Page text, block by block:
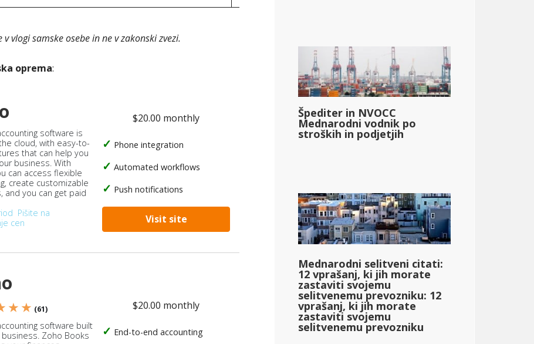
vlogi samske osebe in ne v zakonski zvezi.
oprema:
software is
cloud, with easy-to-
that can help you
business. With
can access flexible
create customizable
and you can get paid
Pišite na
cen
$20.00 monthly
Phone integration
Automated workflows
Push notifications
Visit site
★ ★ (61)
software built
Zoho Books
$20.00 monthly
End-to-end accounting
Špediter in NVOCC
Mednarodni vodnik po
stroških in podjetjih
Mednarodni selitveni citati:
12 vprašanj, ki jih morate
zastaviti svojemu
selitvenemu prevozniku: 12
vprašanj, ki jih morate
zastaviti svojemu
selitvenemu prevozniku